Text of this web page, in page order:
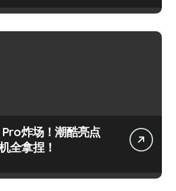
炸场！潮酷亮点
全拿捏！